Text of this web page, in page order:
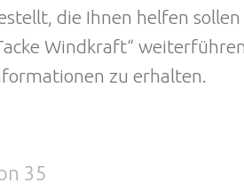
die Ihnen helfen
Windkraft“
zu erhalten.
35